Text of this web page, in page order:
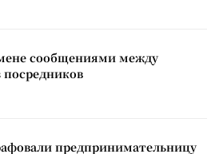
сообщениями между
предпринимательницу